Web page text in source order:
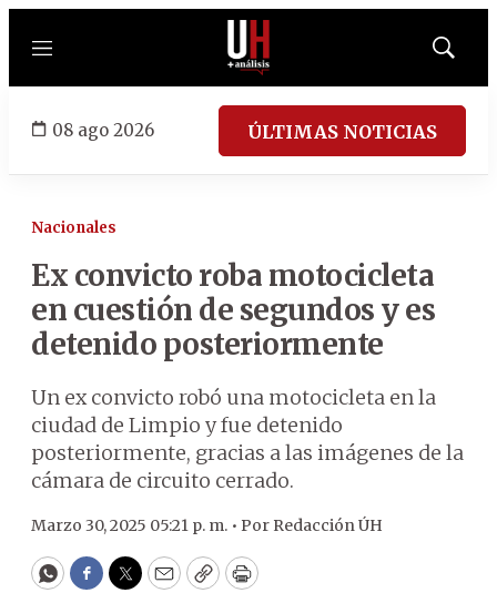
Menú
Mostrar
08 ago 2026 ÚLTIMAS NOTICIAS
Nacionales
Ex convicto roba motocicleta
en cuestión de segundos y es
detenido posteriormente
Un ex convicto robó una motocicleta en la
ciudad de Limpio y fue detenido
posteriormente, gracias a las imágenes de la
cámara de circuito cerrado.
Marzo 30, 2025 05:21 p. m. • Por Redacción ÚH
WhatsApp
Facebook
Twitter
EmailCopyPrint